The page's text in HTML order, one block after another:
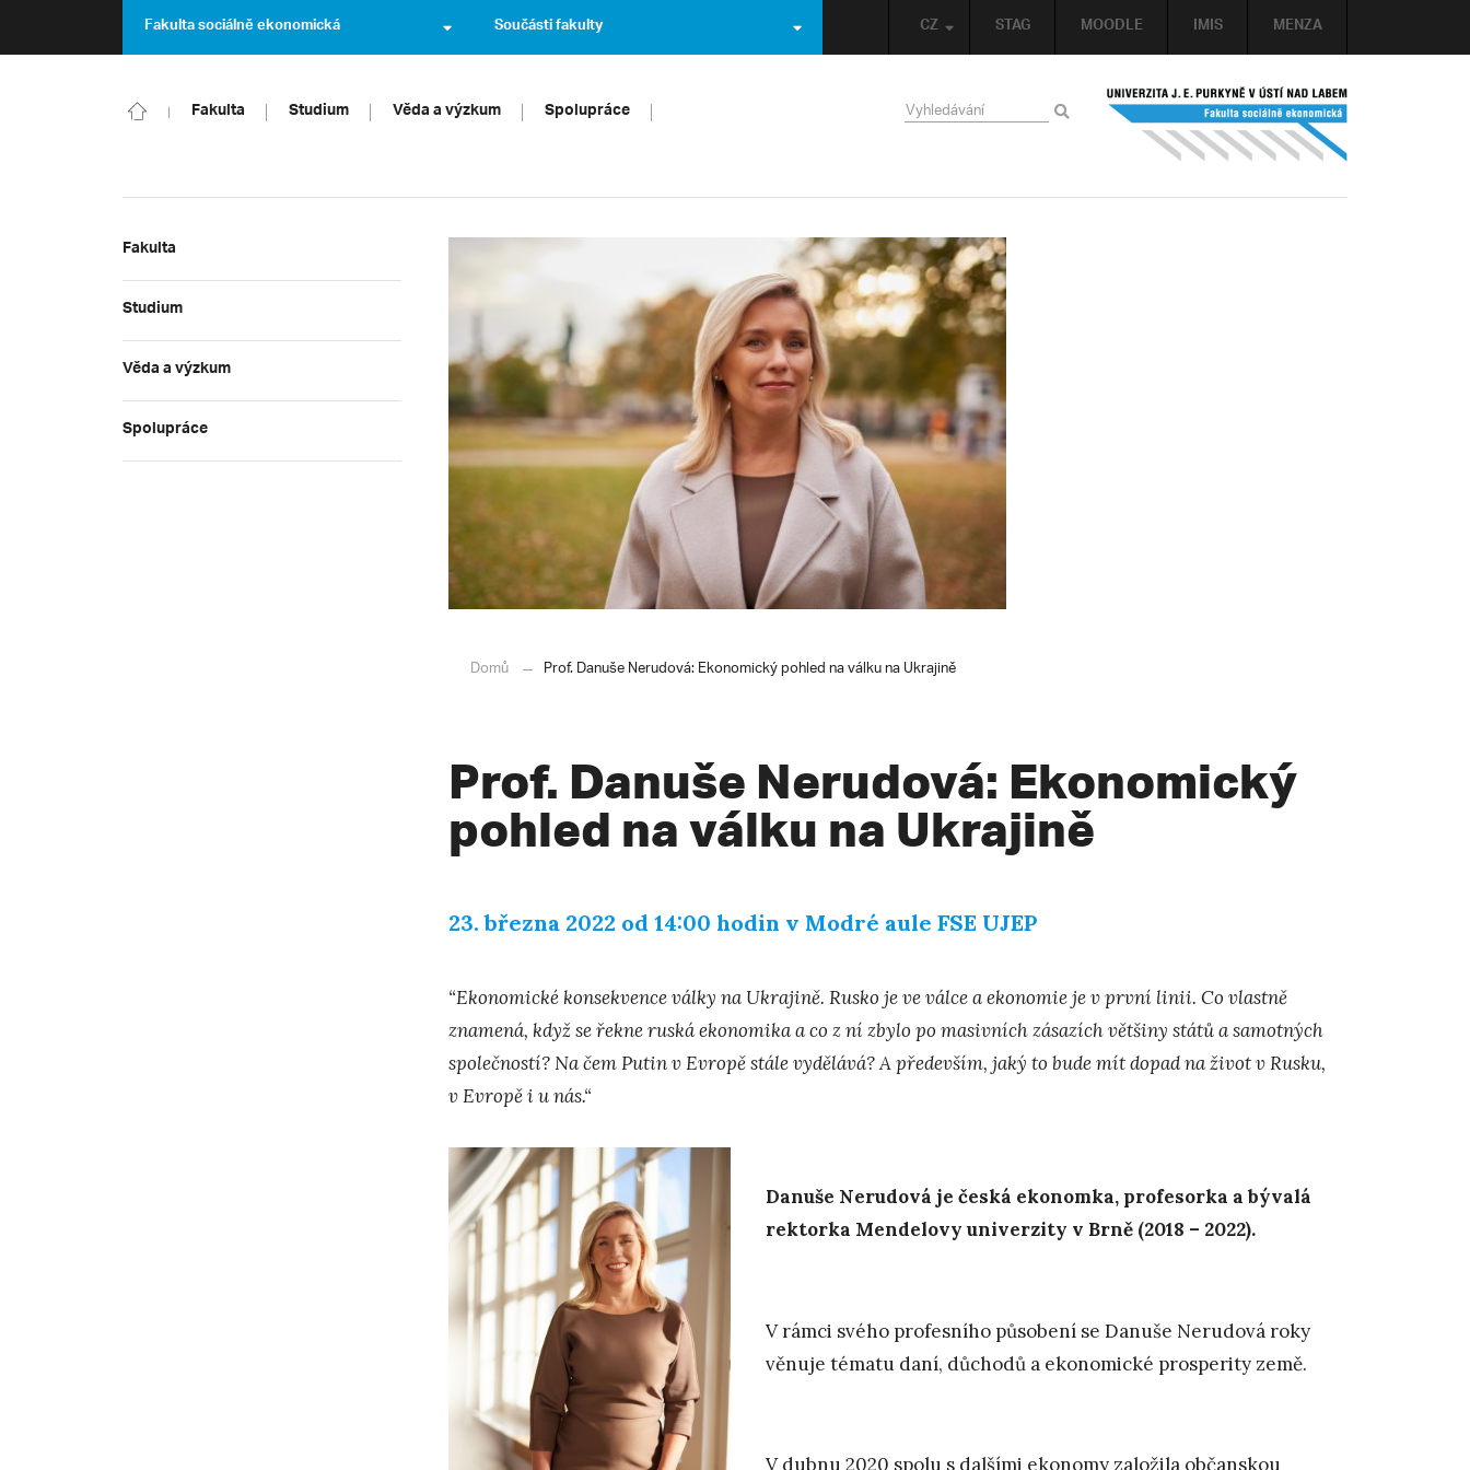
STAG MOODLE IMIS MENZA
CZ
Fakulta sociálně ekonomická Součásti fakulty
Fakulta Studium Věda a výzkum Spolupráce
Fakulta
Studium
Věda a výzkum
Spolupráce
Domů Prof. Danuše Nerudová: Ekonomický pohled na válku na Ukrajině
Prof. Danuše Nerudová: Ekonomický
pohled na válku na Ukrajině
23. března 2022 od 14:00 hodin v Modré aule FSE UJEP
“Ekonomické konsekvence války na Ukrajině. Rusko je ve válce a ekonomie je v první linii. Co vlastně
znamená, když se řekne ruská ekonomika a co z ní zbylo po masivních zásazích většiny států a samotných
společností? Na čem Putin v Evropě stále vydělává? A především, jaký to bude mít dopad na život v Rusku,
v Evropě i u nás.“
Danuše Nerudová je česká ekonomka, profesorka a bývalá
rektorka Mendelovy univerzity v Brně (2018 – 2022).
V rámci svého profesního působení se Danuše Nerudová roky
věnuje tématu daní, důchodů a ekonomické prosperity země.
V dubnu 2020 spolu s dalšími ekonomy založila občanskou